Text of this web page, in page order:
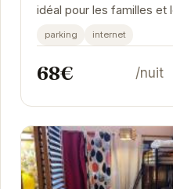
idéal pour les familles et
L'appartement 2 pièces
parking internet
68€ /nuit